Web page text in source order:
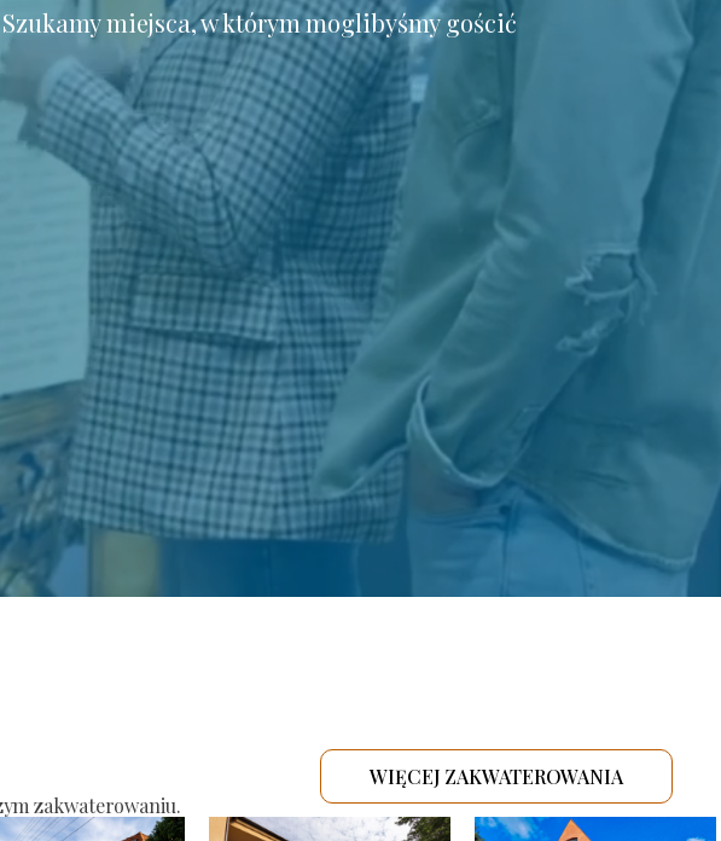
Szukamy miejsca, w którym moglibyśmy gościć
zakwaterowaniu.
WIĘCEJ ZAKWATEROWANIA